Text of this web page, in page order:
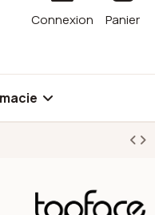
Connexion Panier
Topface